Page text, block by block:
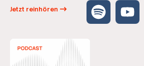
Jetzt reinhören